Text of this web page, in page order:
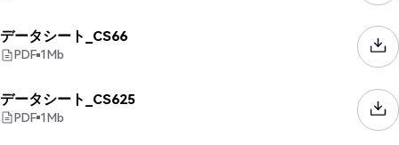
データシート_CS66
PDF 1Mb
データシート_CS625
PDF 1Mb